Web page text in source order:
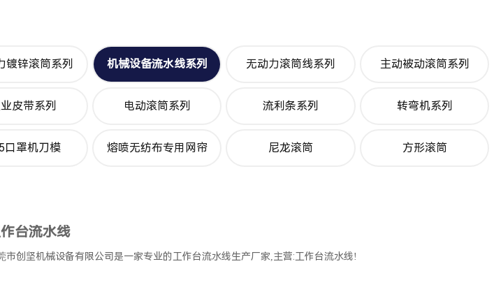
镀锌滚筒系列 机械设备流水线系列 无动力滚筒线系列 主动被动滚筒系列
皮带系列 电动滚筒系列 流利条系列 转弯机系列
口罩机刀模 熔喷无纺布专用网帘 尼龙滚筒 方形滚筒
台流水线
市创坚机械设备有限公司是一家专业的工作台流水线生产厂家,主营:工作台流水线!